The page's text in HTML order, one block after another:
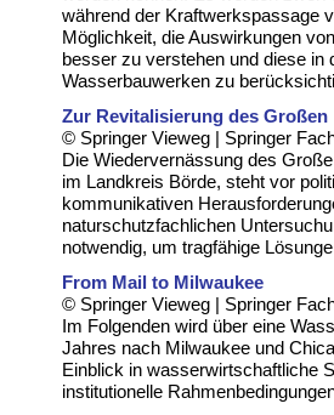
während der Kraftwerkspassage
Möglichkeit, die Auswirkungen
besser zu verstehen und diese in
Wasserbauwerken zu
Zur Revitalisierung des
© Springer Vieweg | Springer
Die Wiedervernässung des
im Landkreis Börde, steht vor
kommunikativen
naturschutzfachlichen
notwendig, um tragfähige
From Mail to Milwaukee
© Springer Vieweg | Springer
Im Folgenden wird über eine
Jahres nach Milwaukee und
Einblick in wasserwirtschaftliche
institutionelle